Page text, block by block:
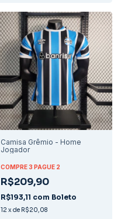
Camisa Grêmio - Home
Jogador
COMPRE 3 PAGUE 2
R$209,90
R$193,11 com Boleto
12 x de R$20,08